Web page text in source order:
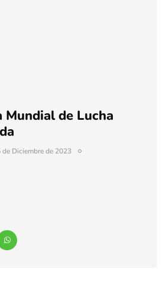
Mundial de Lucha
de Diciembre de 2023